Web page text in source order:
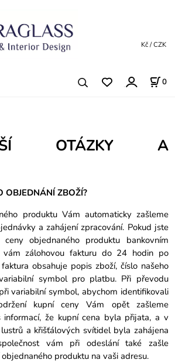
0
Kč / CZK
OTÁZKY A
OBJEDNÁNÍ ZBOŽÍ?
produktu Vám automaticky zašleme
a zahájení zpracování. Pokud jste
objednaného produktu bankovním
vám zálohovou fakturu do 24 hodin po
obsahuje popis zboží, číslo našeho
symbol pro platbu. Při převodu
variabilní symbol, abychom identifikovali
kupní ceny Vám opět zašleme
informací, že kupní cena byla přijata, a v
a křišťálových svítidel byla zahájena
vám při odeslání také zašle
produktu na vaši adresu.